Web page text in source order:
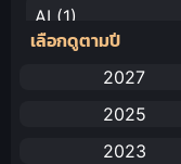
AI (1)
Amazon Prime
Anal (ประตูหลัง)
เลือกดูตามปี
2027
2025
2023